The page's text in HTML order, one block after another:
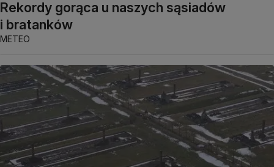
Rekordy gorąca u naszych sąsiadów
i bratanków
METEO